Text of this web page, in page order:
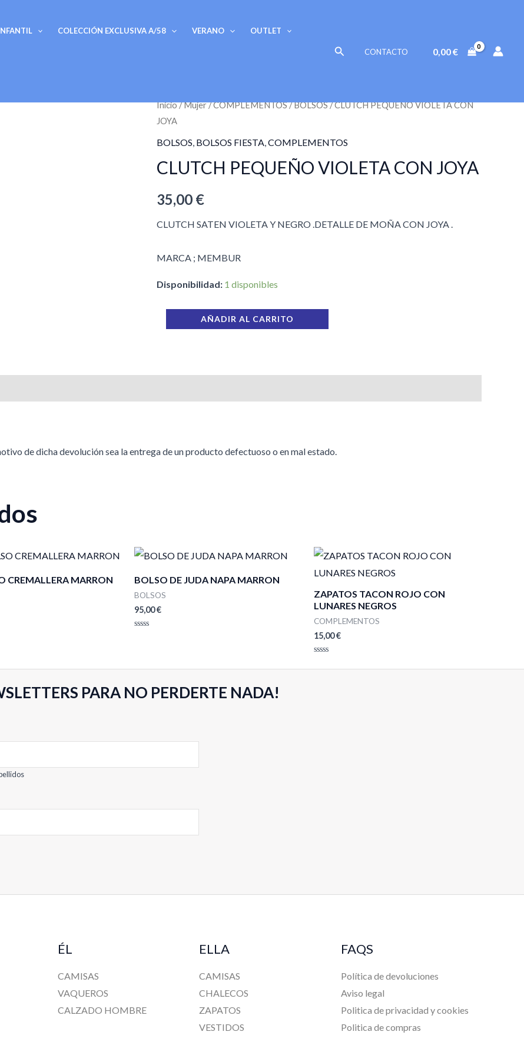
COLECCIÓN EXCLUSIVA A/58 VERANO OUTLET
BuscarCONTACTO 0,00€
Inicio/Mujer/COMPLEMENTOS/BOLSOS/ CLUTCH PEQUEÑO VIOLETA CON
JOYA
BOLSOS BOLSOS FIESTA COMPLEMENTOS
CLUTCH PEQUEÑO VIOLETA CON JOYA
35,00 €
CLUTCH SATEN VIOLETA Y NEGRO .DETALLE DE MOÑA CON JOYA .
MARCA ; MEMBUR
Disponibilidad: 1 disponibles
CLUTCH
PEQUEÑO
VIOLETA
JOYA
AÑADIR AL CARRITO
de dicha devolución sea la entrega de un producto defectuoso o en mal estado.
CREMALLERA MARRON BOLSO DE JUDA NAPA MARRON
BOLSOS
95,00€
ZAPATOS TACON ROJO CON
LUNARES NEGROS
COMPLEMENTOS
15,00€
con
PARA NO PERDERTE NADA!
ÉL
CAMISAS
VAQUEROS
CALZADO HOMBRE
ELLA
CAMISAS
CHALECOS
ZAPATOS
VESTIDOS
FAQS
Política de devoluciones
Aviso legal
Politica de privacidad y cookies
Politica de compras
cantidad